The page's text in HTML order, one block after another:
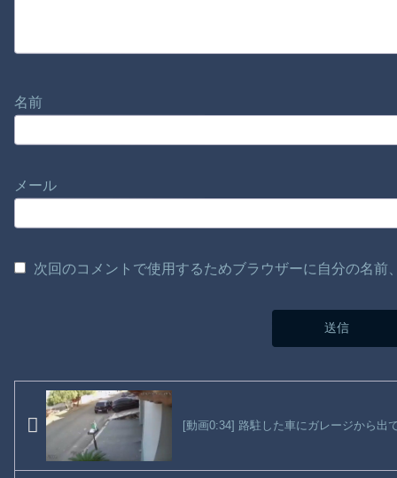
名前
メール
次回のコメントで使用するためブラウザーに自分の名
[動画0:34] 路駐した車にガレージから出